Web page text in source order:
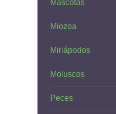
Mascotas
Miozoa
Miriápodos
Moluscos
Peces